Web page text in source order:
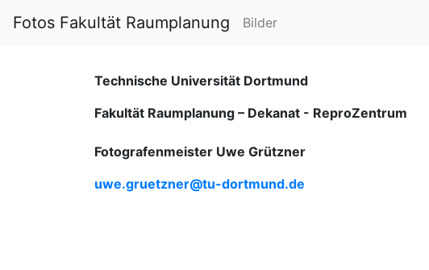
Fotos Fakultät Raumplanung Bilder
Technische Universität Dortmund
Fakultät Raumplanung – Dekanat - ReproZentrum
Fotografenmeister Uwe Grützner
uwe.gruetzner@tu-dortmund.de